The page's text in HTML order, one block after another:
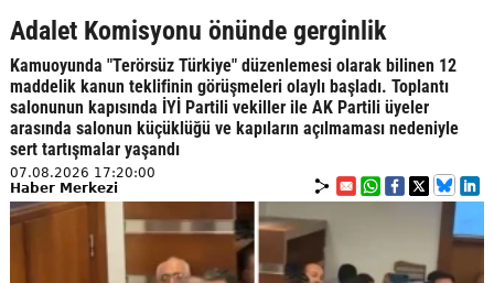
Adalet Komisyonu önünde gerginlik
Kamuoyunda "Terörsüz Türkiye" düzenlemesi olarak bilinen 12
maddelik kanun teklifinin görüşmeleri olaylı başladı. Toplantı
salonunun kapısında İYİ Partili vekiller ile AK Partili üyeler
arasında salonun küçüklüğü ve kapıların açılmaması nedeniyle
sert tartışmalar yaşandı
07.08.2026 17:20:00
Haber Merkezi